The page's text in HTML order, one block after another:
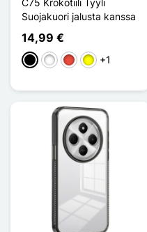
Suojakuori jalusta kanssa
14,99 €
MustaValkoinen
Punainen
Keltainen
+1